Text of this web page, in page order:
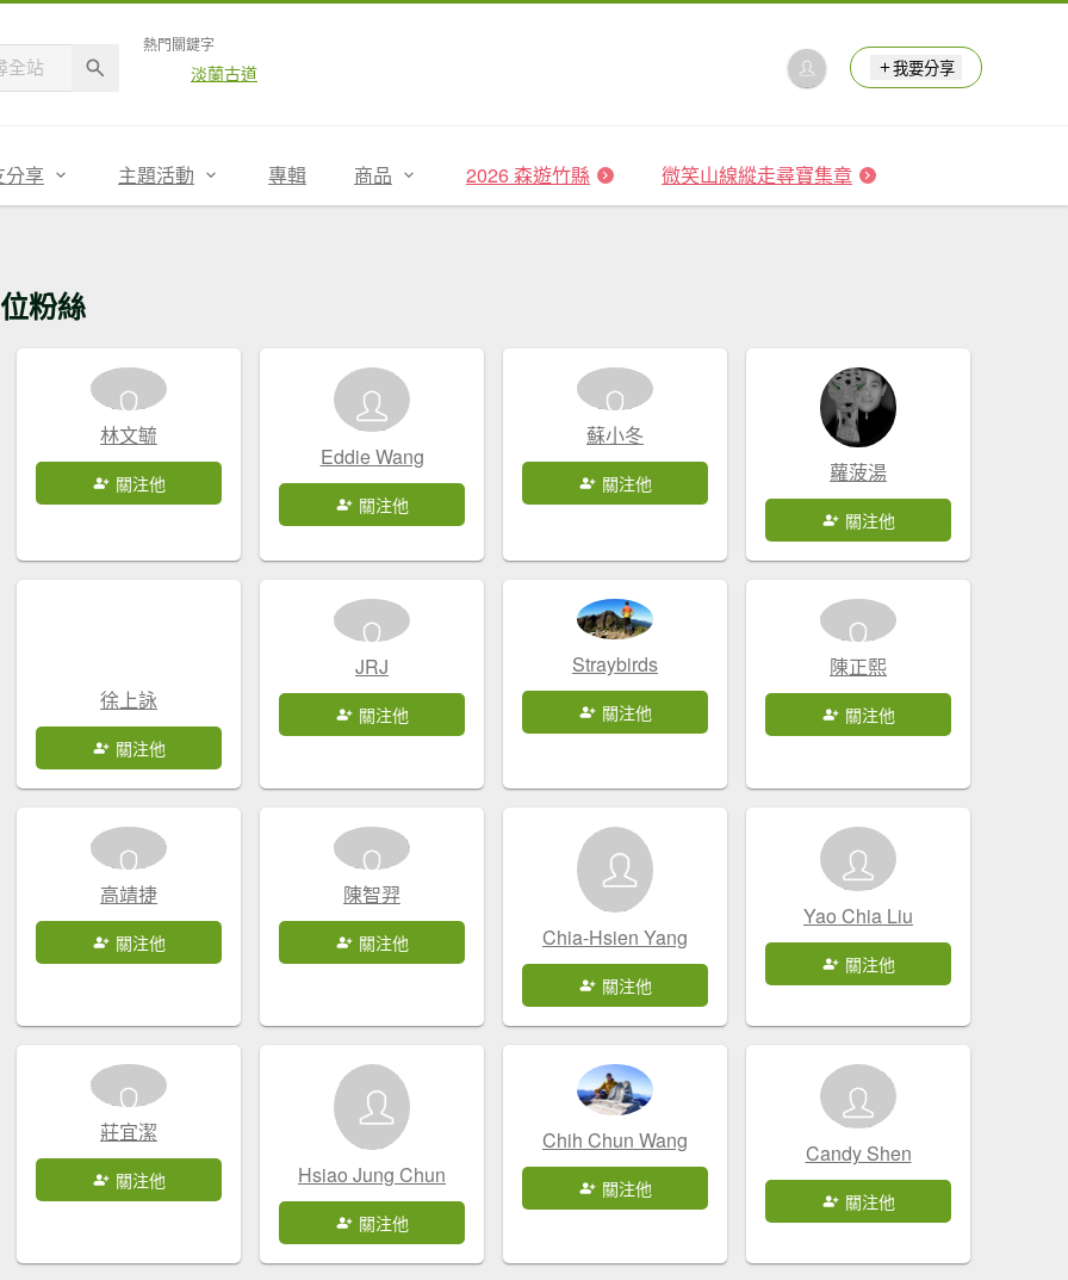
熱門關鍵字
淡蘭古道 我要分享
分享 主題活動 專輯 商品 2026 森遊竹縣 微笑山線縱走尋寶集章
位粉絲
林文毓
關注他
Eddie Wang
關注他
蘇小冬
關注他 蘿菠湯
關注他
徐上詠
關注他
JRJ
關注他
Straybirds
關注他
陳正熙
關注他
高靖捷
關注他
陳智羿
關注他 Chia-Hsien Yang
關注他
Yao Chia Liu
關注他
莊宜潔
關注他 Hsiao Jung Chun
關注他
Chih Chun Wang
關注他
Candy Shen
關注他